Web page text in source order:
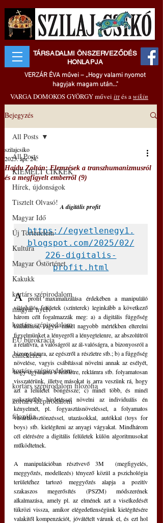
TÁRSADALMI ÖNSZERVEZŐDÉS
HONLAPJA
VERZÁR ÉVA művei – „Hogy valami nyomot
hagyjak magam után..."
VARGA DOMOKOS GYÖRGY művei ittés awikin
Bejegyzés
All Posts
KIEMELT CIKKEK
Hírek, újdonságok
Tisztelt Olvasó!
Magyar Idő
Új Történelem
Kultúra
Magyar Őstörténet
Kakukk
kortárs szépirodalom
magyar nyelv
kortárs szépirodalom
EU bürokrácia
emlékezés
kortárs szépirodalom
kortárs szépirodalom filozófia
kortárs szépirodalom
filozófia
All Posts
Hajdu Zoltán: Elemzések a transzhumanizmusról
és a megfigyelt emberről (9)
szilajcsiko
2025. ápr. 24.
A digitális profit
https://egyetlenegy1.
blogspot.com/2025/02/
226-digitalis-
profit.html
A profit maximalizálása érdekében a manipuláló
világhálós felületek (színterek) leginkább a következő
három célt fogalmazzák meg: a) a digitális függőség
kialakítása, vagyis minél nagyobb mértékben elterelni
figyelmünket a lényegről a lényegtelenre, az abszolútról
a relatívra, a valóságról az ál-valóságra, a bizonyosról a
bizonytalanra, az egészről a részletre stb.; b) a függőség
növelése, vagyis csábítással növelni annak az esélyét,
hogy ugyanarra a felületre, reklámra stb. folyamatosan
visszatérünk, illetve másokat is arra veszünk rá, hogy
azt a felületet böngéssze; c) minél több, és minél
sokszínűbb hirdetéssel növelni az individuális én
kényelmét, pl. fogyasztásnöveléssel, a folyamatos
vásárlásösztönzéssel, utazásokkal, autókkal (toys for
boys) stb. kielégíteni az anyagi vágyakat. Mindhárom
cél elérésére a digitális felületek külön algoritmusokat
működtetnek.
A manipulációban résztvevő 3M  (megfigyelés,
meggyőzés, modellezés) tényező közül a pszichológia
területéhez tartozó meggyőzés alapja a pozitív
szakaszos megerősítés (PSZM) módszerének
alkalmazása, amely pl. az elmének azt a viselkedését
tükrözi vissza, amikor elégedetlenségünk kielégítésére
valakitől kompenzációt, jóvátételt várunk el, és ezt hol